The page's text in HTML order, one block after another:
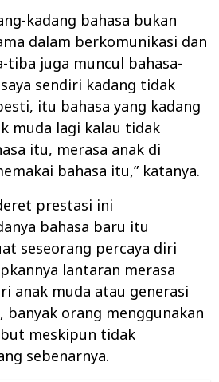
kadang bahasa bukan
dalam berkomunikasi dan
tiba juga muncul bahasa-
sendiri kadang tidak
itu bahasa yang kadang
muda lagi kalau tidak
itu, merasa anak di
bahasa itu,” katanya.
prestasi ini
bahasa baru itu
seseorang percaya diri
lantaran merasa
anak muda atau generasi
banyak orang menggunakan
meskipun tidak
sebenarnya.